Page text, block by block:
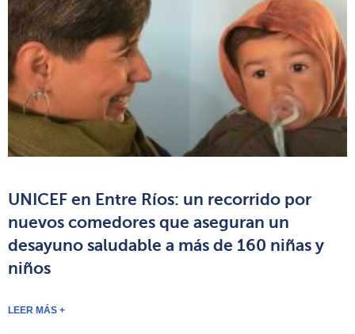
UNICEF en Entre Ríos: un recorrido por
nuevos comedores que aseguran un
desayuno saludable a más de 160 niñas y
niños
LEER MÁS +